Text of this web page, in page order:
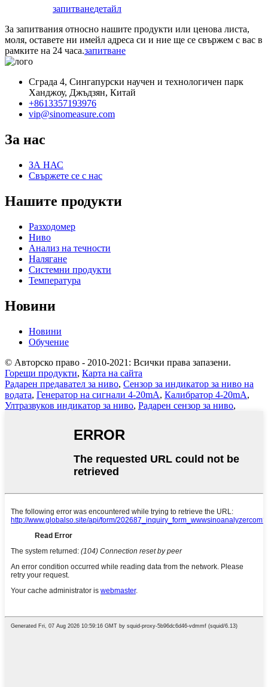
запитванедетайл
За запитвания относно нашите продукти или ценова листа,
моля, оставете ни имейл адреса си и ние ще се свържем с вас в
рамките на 24 часа.запитване
Сграда 4, Сингапурски научен и технологичен парк
Ханджоу, Джъдзян, Китай
+8613357193976
vip@sinomeasure.com
За нас
ЗА НАС
Свържете се с нас
Нашите продукти
Разходомер
Ниво
Анализ на течности
Налягане
Системни продукти
Температура
Новини
Новини
Обучение
© Авторско право - 2010-2021: Всички права запазени.
Горещи продукти, Карта на сайта
Радарен предавател за ниво, Сензор за индикатор за ниво на
водата, Генератор на сигнали 4-20mA, Калибратор 4-20mA,
Ултразвуков индикатор за ниво, Радарен сензор за ниво,